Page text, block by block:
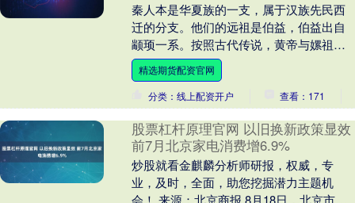
秦人本是华夏族的一支，属于汉族先民西
迁的分支。他们的远祖是伯益，伯益出自
颛顼一系。按照古代传说，黄帝与嫘祖所
生长子玄嚣，玄嚣的后代中有帝喾、大业
之父等人；次子昌....
精选期货配资官网
分类：线上配资开户
查看：171
股票杠杆原理官网 以旧换新政策显效
前7月北京家电消费增6.9%
炒股就看金麒麟分析师研报，权威，专
业，及时，全面，助您挖掘潜力主题机
会！ 来源：北京商报 8月18日，北京市统